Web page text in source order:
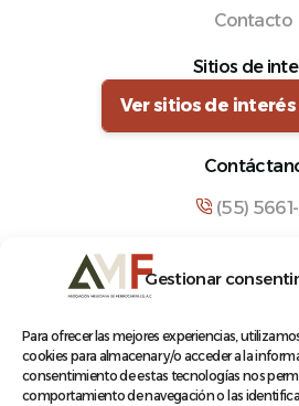
Gestionar
Para ofrecer las mejores experiencias,
cookies para almacenar y/o acceder a la
consentimiento de estas tecnologías nos
comportamiento de navegación o las
Contacto
Sitios de
Ver sitios de interés
(55)
Manuel María